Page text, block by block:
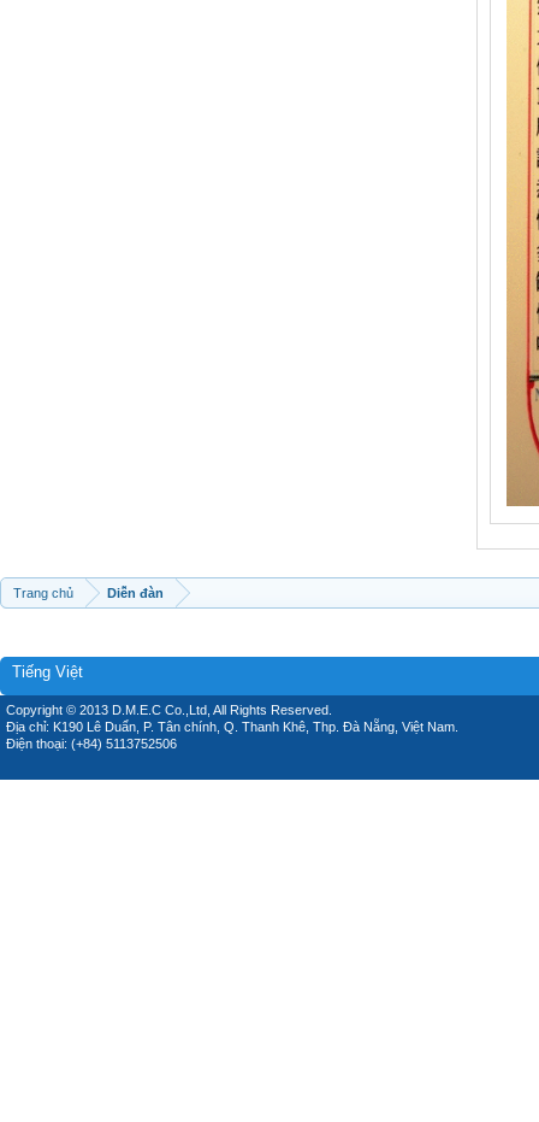
Trang chủ Diễn đàn
Tiếng Việt
Copyright © 2013 D.M.E.C Co.,Ltd, All Rights Reserved.
Địa chỉ: K190 Lê Duẩn, P. Tân chính, Q. Thanh Khê, Thp. Đà Nẵng, Việt Nam.
Điện thoại: (+84) 5113752506